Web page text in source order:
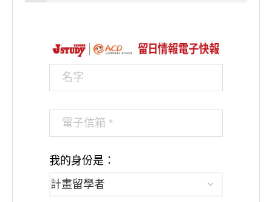
我的身份是：